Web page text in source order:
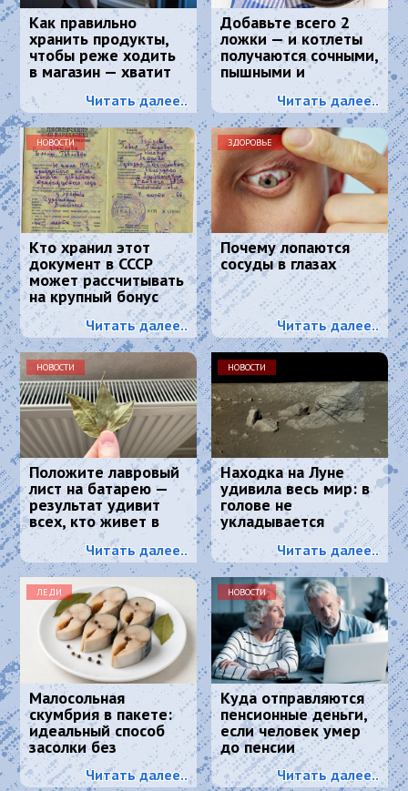
Как правильно
хранить продукты,
чтобы реже ходить
в магазин — хватит
надолго
Читать далее..
Добавьте всего 2
ложки — и котлеты
получаются сочными,
пышными и
вкусными:
кулинарный секрет
Читать далее..
НОВОСТИ
Кто хранил этот
документ в СССР
может рассчитывать
на крупный бонус
Читать далее..
ЗДОРОВЬЕ
Почему лопаются
сосуды в глазах
Читать далее..
НОВОСТИ
Положите лавровый
лист на батарею —
результат удивит
всех, кто живет в
квартире
Читать далее..
НОВОСТИ
Находка на Луне
удивила весь мир: в
голове не
укладывается
Читать далее..
ЛЕДИ
Малосольная
скумбрия в пакете:
идеальный способ
засолки без
маринада — вкуснее,
чем в магазине
Читать далее..
НОВОСТИ
Куда отправляются
пенсионные деньги,
если человек умер
до пенсии
Читать далее..